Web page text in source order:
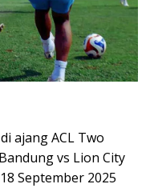
ajang ACL Two
vs Lion City
September 2025